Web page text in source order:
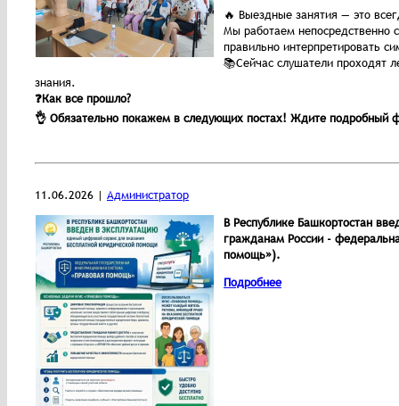
🔥 Выездные занятия — это
Мы работаем непосредственно
правильно интерпретировать
📚Сейчас слушатели проходят
знания.
❓Как все прошло?
👌 Обязательно покажем в следующих постах! Ждите подробный
11.06.2026 | Администратор
В Республике Башкортостан
гражданам России -
помощь»).
Подробнее